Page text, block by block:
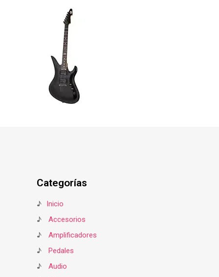
Categorías
♪
Inicio
♪
Accesorios
♪
Amplificadores
♪
Pedales
♪
Audio